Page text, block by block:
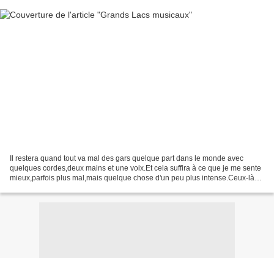
Il restera quand tout va mal des gars quelque part dans le monde avec
quelques cordes,deux mains et une voix.Et cela suffira à ce que je me sente
mieux,parfois plus mal,mais quelque chose d'un peu plus intense.Ceux-là